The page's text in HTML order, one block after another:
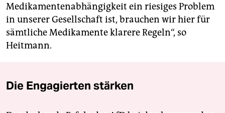
Medikamentenabhängigkeit ein riesiges Problem
in unserer Gesellschaft ist, brauchen wir hier für
sämtliche Medikamente klarere Regeln“, so
Heitmann.
Die Engagierten stärken